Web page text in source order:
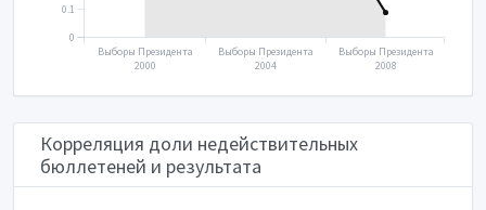
Выборы Президента
2000
Выборы Президента
2004
Выборы Президента
2008
0
0.1
Корреляция доли недействительных
бюллетеней и результата